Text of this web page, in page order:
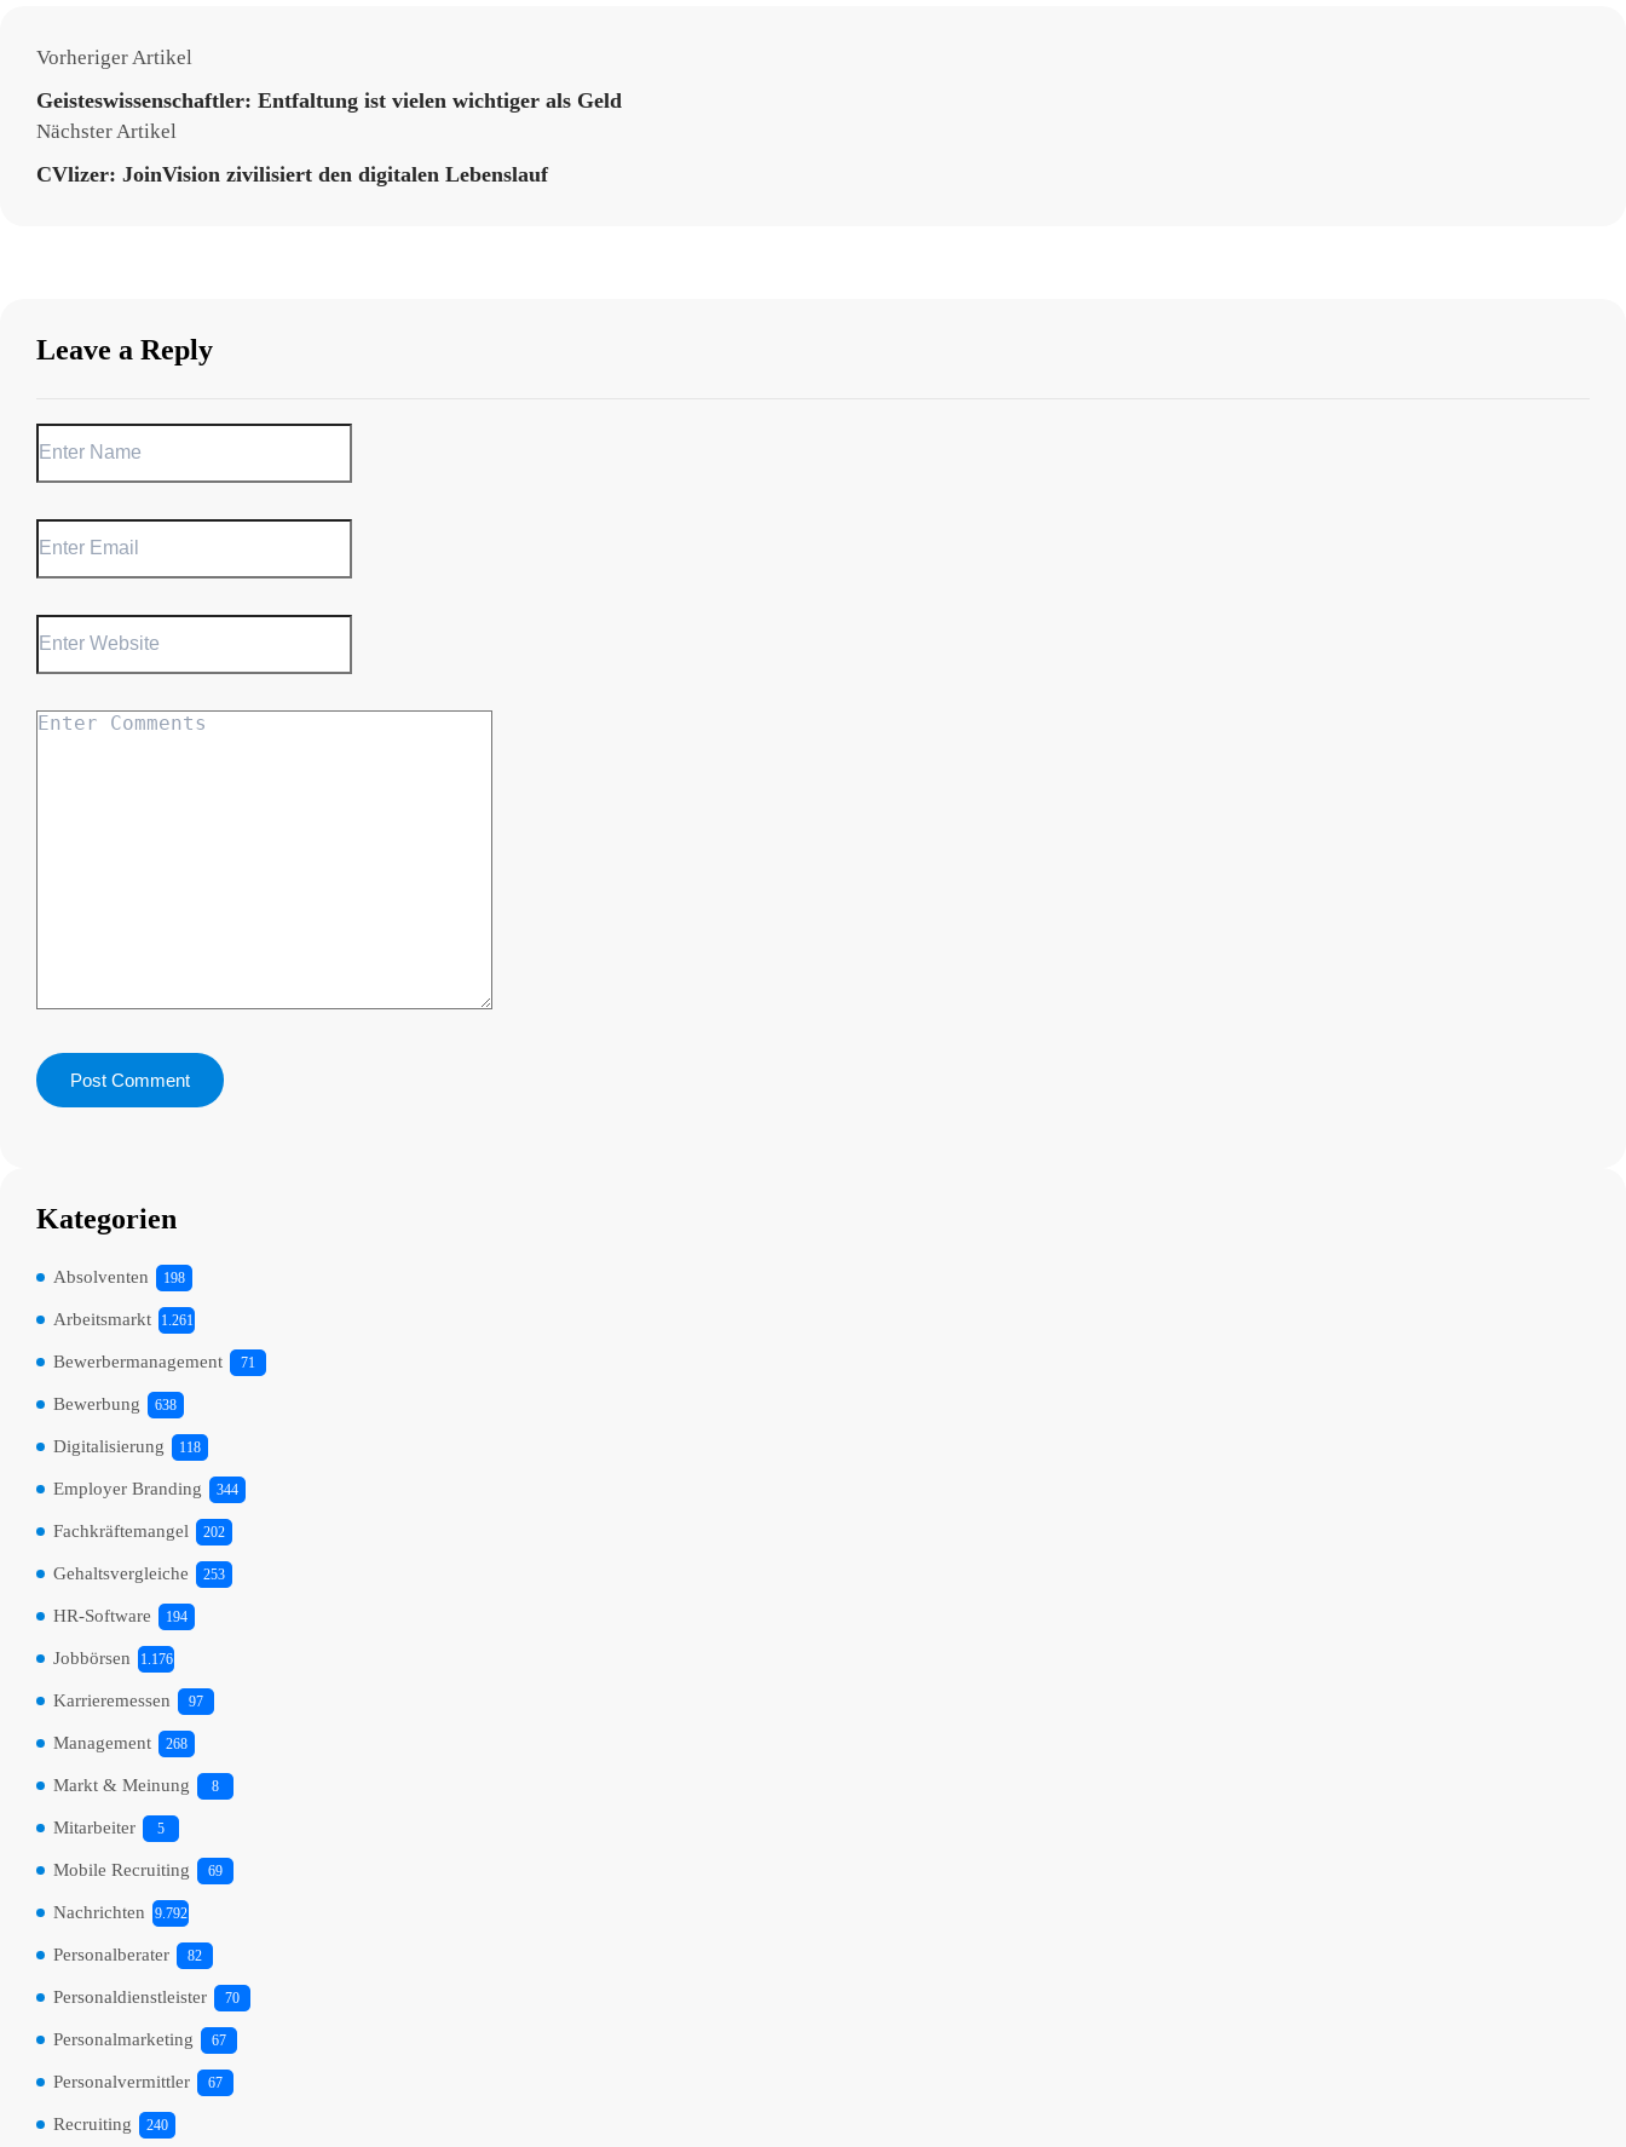
Vorheriger Artikel
Geisteswissenschaftler: Entfaltung ist vielen wichtiger als Geld
Nächster Artikel
CVlizer: JoinVision zivilisiert den digitalen Lebenslauf
Leave a Reply
Kategorien
Absolventen 198
Arbeitsmarkt 1.261
Bewerbermanagement 71
Bewerbung 638
Digitalisierung 118
Employer Branding 344
Fachkräftemangel 202
Gehaltsvergleiche 253
HR-Software 194
Jobbörsen 1.176
Karrieremessen 97
Management 268
Markt & Meinung 8
Mitarbeiter 5
Mobile Recruiting 69
Nachrichten 9.792
Personalberater 82
Personaldienstleister 70
Personalmarketing 67
Personalvermittler 67
Recruiting 240